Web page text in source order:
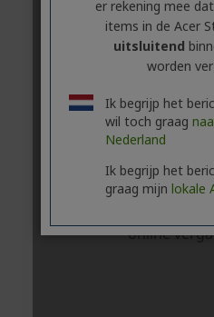
er rekening mee
items in de Acer
uitsluitend
worden
Ik begrijp het
wil toch graag
Nederland
Ik begrijp het
graag mijn lokale